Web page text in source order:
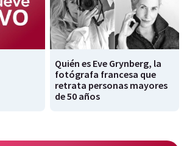
Quién es Eve Grynberg, la
fotógrafa francesa que
retrata personas mayores
de 50 años